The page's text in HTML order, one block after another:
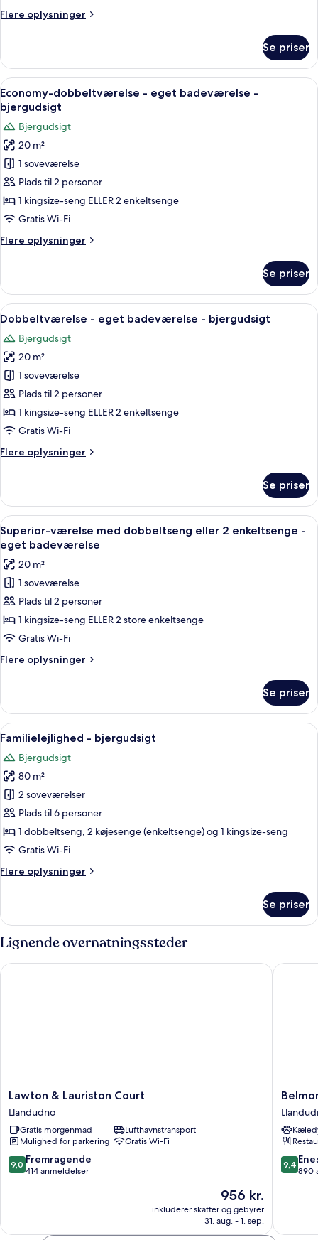
havudsigt
Flere oplysninger
Flere
-
eget
badeværelse
-
havudsigt
Se priser
Indlæs
alle
billeder
af
Economy-
dobbeltværelse
-
eget
badeværelse
bjergudsigt
En pænt redt seng med puder og
7
Economy-dobbeltværelse - eget badeværelse -
bjergudsigt
Bjergudsigt
20 m²
1 soveværelse
Plads til 2 personer
1 kingsize-seng ELLER 2 enkeltsenge
Gratis Wi-Fi
Flere oplysninger
Flere
dobbeltværelse
eget
-
bjergudsigt
Se priser
Indlæs
alle
billeder
af
Dobbeltværelse
-
eget
badeværelse
bjergudsigt
Et hotelværelse med en seng, et
7
Dobbeltværelse - eget badeværelse - bjergudsigt
Bjergudsigt
20 m²
1 soveværelse
Plads til 2 personer
1 kingsize-seng ELLER 2 enkeltsenge
Gratis Wi-Fi
Flere oplysninger
Flere
-
eget
badeværelse
-
bjergudsigt
Se priser
Indlæs
alle
billeder
af
Superior-
værelse
med
dobbeltseng
eller
2
-
eget
badeværelse
Et hotelværelse med en seng, et
4
Superior-værelse med dobbeltseng eller 2 enkeltsenge -
eget badeværelse
20 m²
1 soveværelse
Plads til 2 personer
1 kingsize-seng ELLER 2 store enkeltsenge
Gratis Wi-Fi
Flere oplysninger
Flere
værelse
med
dobbeltseng
2
enkeltsenge
eget
badeværelse
Se priser
Indlæs
alle
billeder
af
Familielejlighed
-
bjergudsigt
Et kompakt køkken med hvide
9
Familielejlighed - bjergudsigt
Bjergudsigt
80 m²
2 soveværelser
Plads til 6 personer
1 dobbeltseng, 2 køjesenge (enkeltsenge) og 1 kingsize-seng
Gratis Wi-Fi
Flere oplysninger
Flere
-
bjergudsigt
Se priser
Lignende overnatningssteder
Lawton
&
Lauriston
Court
Llandudno
Lawton & Lauriston Court
Llandudno
Gratis morgenmad
Lufthavnstransport
Mulighed for parkering
Gratis Wi-Fi
9.0
ud
anmeldelser
9,0 Fremragende
414 anmeldelser
Prisen
er
956 kr.
956 kr.
inkluderer skatter og gebyrer
31. aug. - 1. sep.
Lawton & Lauriston Court
Belmont
9.4
ud
9,4
890